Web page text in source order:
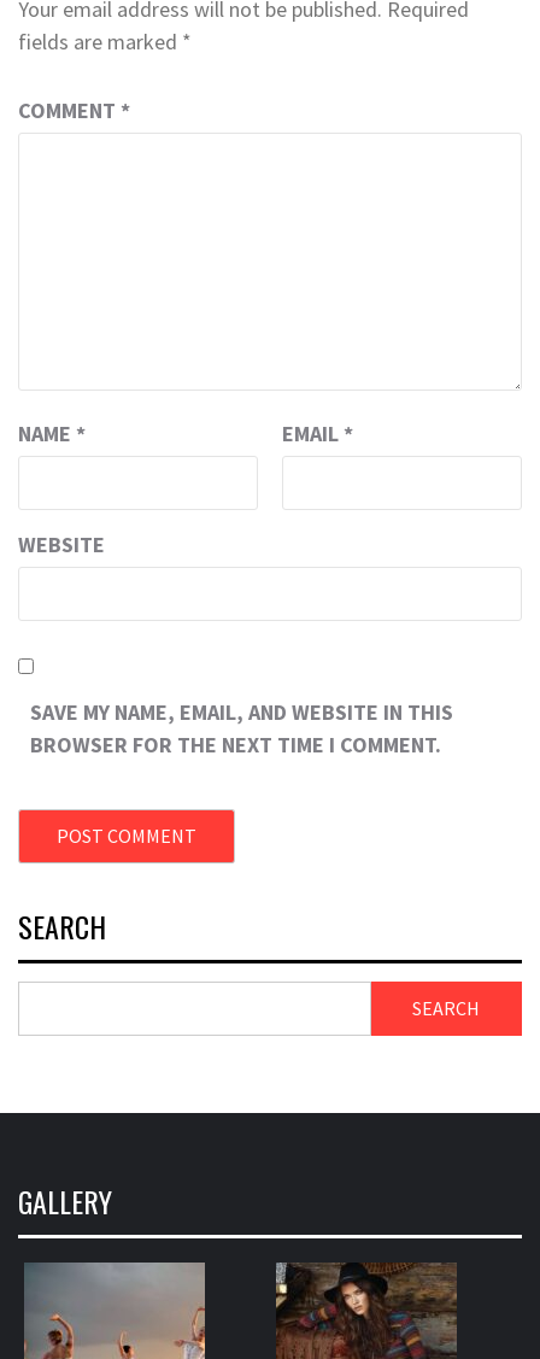
Your email address will not be published. Required
fields are marked *
COMMENT *
NAME * EMAIL *
WEBSITE
SAVE MY NAME, EMAIL, AND WEBSITE IN THIS
BROWSER FOR THE NEXT TIME I COMMENT.
SEARCH
SEARCH
GALLERY